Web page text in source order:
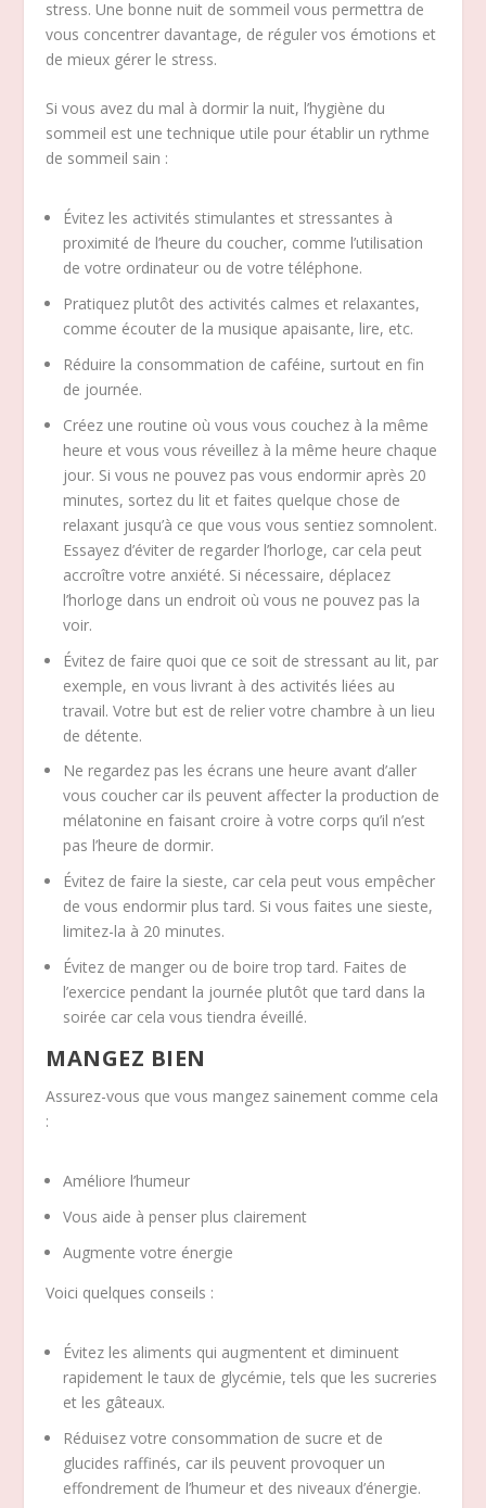
stress. Une bonne nuit de sommeil vous permettra de
vous concentrer davantage, de réguler vos émotions et
de mieux gérer le stress.
Si vous avez du mal à dormir la nuit, l’hygiène du
sommeil est une technique utile pour établir un rythme
de sommeil sain :
Évitez les activités stimulantes et stressantes à
proximité de l’heure du coucher, comme l’utilisation
de votre ordinateur ou de votre téléphone.
Pratiquez plutôt des activités calmes et relaxantes,
comme écouter de la musique apaisante, lire, etc.
Réduire la consommation de caféine, surtout en fin
de journée.
Créez une routine où vous vous couchez à la même
heure et vous vous réveillez à la même heure chaque
jour. Si vous ne pouvez pas vous endormir après 20
minutes, sortez du lit et faites quelque chose de
relaxant jusqu’à ce que vous vous sentiez somnolent.
Essayez d’éviter de regarder l’horloge, car cela peut
accroître votre anxiété. Si nécessaire, déplacez
l’horloge dans un endroit où vous ne pouvez pas la
voir.
Évitez de faire quoi que ce soit de stressant au lit, par
exemple, en vous livrant à des activités liées au
travail. Votre but est de relier votre chambre à un lieu
de détente.
Ne regardez pas les écrans une heure avant d’aller
vous coucher car ils peuvent affecter la production de
mélatonine en faisant croire à votre corps qu’il n’est
pas l’heure de dormir.
Évitez de faire la sieste, car cela peut vous empêcher
de vous endormir plus tard. Si vous faites une sieste,
limitez-la à 20 minutes.
Évitez de manger ou de boire trop tard. Faites de
l’exercice pendant la journée plutôt que tard dans la
soirée car cela vous tiendra éveillé.
MANGEZ BIEN
Assurez-vous que vous mangez sainement comme cela
:
Améliore l’humeur
Vous aide à penser plus clairement
Augmente votre énergie
Voici quelques conseils :
Évitez les aliments qui augmentent et diminuent
rapidement le taux de glycémie, tels que les sucreries
et les gâteaux.
Réduisez votre consommation de sucre et de
glucides raffinés, car ils peuvent provoquer un
effondrement de l’humeur et des niveaux d’énergie.